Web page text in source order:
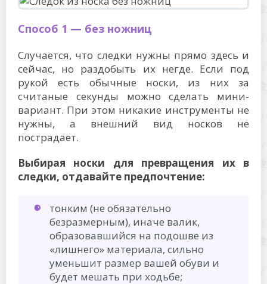
Способ 1 — без ножниц
Случается, что следки нужны прямо здесь и
сейчас, но раздобыть их негде. Если под
рукой есть обычные носки, из них за
считаные секунды можно сделать мини-
вариант. При этом никакие инструменты не
нужны, а внешний вид носков не
пострадает.
Выбирая носки для превращения их в
следки, отдавайте предпочтение:
тонким (не обязательно
безразмерным), иначе валик,
образовавшийся на подошве из
«лишнего» материала, сильно
уменьшит размер вашей обуви и
будет мешать при ходьбе;